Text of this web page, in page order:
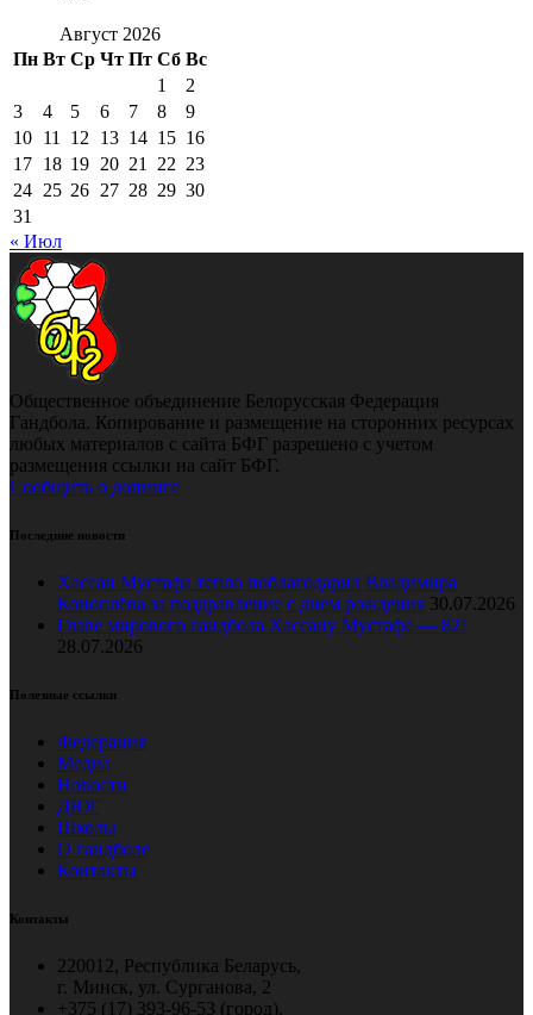
Август 2026
Пн Вт Ср Чт Пт Сб Вс
1
2
3
4 5 6 7 8
9
10 11 12 13 14 15 16
17 18 19 20 21 22 23
24 25 26 27 28 29 30
31
« Июл
Общественное объединение Белорусская Федерация
Гандбола. Копирование и размещение на сторонних ресурсах
любых материалов с сайта БФГ разрешено с учетом
размещения ссылки на сайт БФГ.
Сообщить о допинге
Последние новости
Хассан Мустафа тепло поблагодарил Владимира
Коноплёва за поздравление с днем рождения 30.07.2026
Главе мирового гандбола Хассану Мустафе — 82!
28.07.2026
Полезные ссылки
Федерация
Медиа
Новости
ДЮГ
Школы
О гандболе
Контакты
Контакты
220012, Республика Беларусь,
г. Минск, ул. Сурганова, 2
+375 (17) 393-96-53 (город),